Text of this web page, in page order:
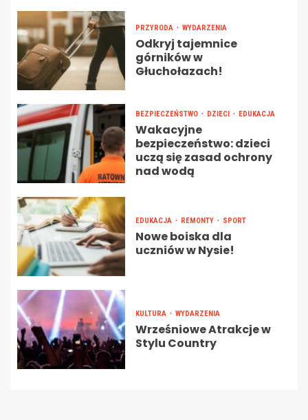
PRZYRODA WYDARZENIA
Odkryj tajemnice
górników w
Głuchołazach!
BEZPIECZEŃSTWO DZIECI EDUKACJA
Wakacyjne
bezpieczeństwo: dzieci
uczą się zasad ochrony
nad wodą
EDUKACJA REMONTY SPORT
Nowe boiska dla
uczniów w Nysie!
KULTURA WYDARZENIA
Wrześniowe Atrakcje w
Stylu Country